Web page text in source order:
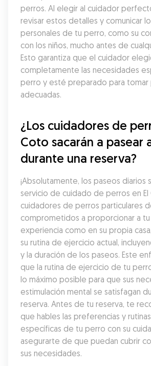
perros. Al elegir al cuidador
revisar estos detalles y comunicar
personales de tu perro, como su
con los niños, mucho antes de
Esto garantiza que el cuidador
completamente las necesidades
perro y esté preparado para tomar
adecuadas.
¿Los cuidadores de
Coto sacarán a pasear
durante una reserva?
¡Absolutamente, los paseos diarios
servicio de cuidado de perros en El
cuidadores de perros particulares
comprometidos a proporcionar a
experiencia como en su propia
su rutina de ejercicio actual,
y la duración de los paseos. Este
que la rutina de ejercicio de tu
lo máximo posible para que sus
estimulación mental se satisfagan
reserva. Antes de tu reserva, te
que hables las preferencias y
específicas de tu perro con su
asegurarte de que puedan cubrir
sus necesidades.